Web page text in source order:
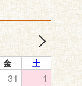
金 土
31 1